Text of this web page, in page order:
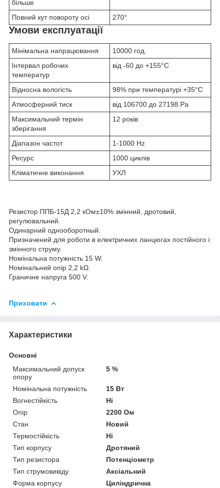
більше
Повний кут повороту осі
270°
Умови експлуатації
Мінімальна напрацювання
10000 год.
Інтервал робочих
температур
від -60 до +155°С
Відносна вологість
98% при температурі +35°С
Атмосферний тиск
від 106700 до 27198 Pa
Максимальний термін
зберігання
12 років
Діапазон частот
1-1000 Hz
Ресурс
1000 циклів
Кліматичне виконання
УХЛ
Резистор ППБ-15Д 2,2 кОм±10% змінний, дротовий,
регулювальний.
Одинарний однооборотный.
Призначений для роботи в електричних ланцюгах постійного і
змінного струму.
Номінальна потужність 15 W.
Номінальний опір 2,2 kΩ.
Граничне напруга 500 V.
Приховати
Характеристики
Основні
Максимальний допуск
опору
5 %
Номінальна потужність
15 Вт
Вогнестійкість
Ні
Опір
2200 Ом
Стан
Новий
Термостійкість
Ні
Тип корпусу
Дротяний
Тип резистора
Потенціометр
Тип струмовивіду
Аксіальний
Форма корпусу
Циліндрична